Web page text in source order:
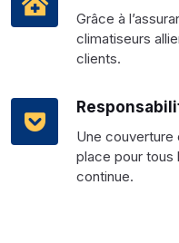
Grâce à
climatiseurs
clients.
Une couverture
place pour tous
continue.